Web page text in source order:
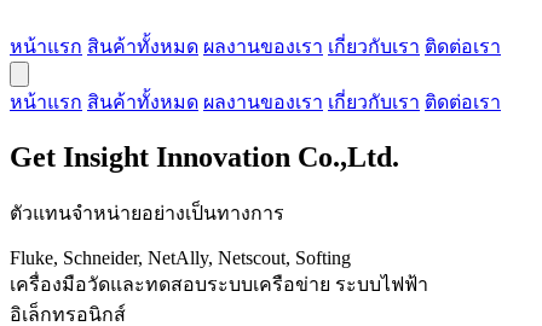
หน้าแรก สินค้าทั้งหมด ผลงานของเรา เกี่ยวกับเรา ติดต่อเรา
หน้าแรก สินค้าทั้งหมด ผลงานของเรา เกี่ยวกับเรา ติดต่อเรา
Get Insight Innovation Co.,Ltd.
ตัวแทนจำหน่ายอย่างเป็นทางการ
Fluke, Schneider, NetAlly, Netscout, Softing
เครื่องมือวัดและทดสอบระบบเครือข่าย ระบบไฟฟ้า
อิเล็กทรอนิกส์